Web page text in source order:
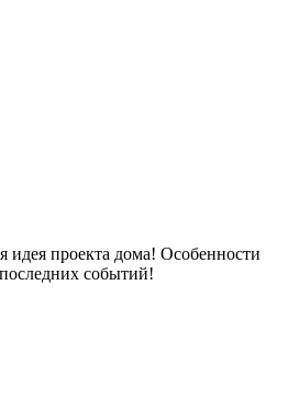
идея проекта дома! Особенности
событий!